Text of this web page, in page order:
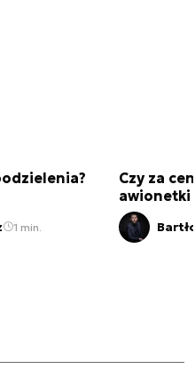
1 min.
Czy za
awionetki